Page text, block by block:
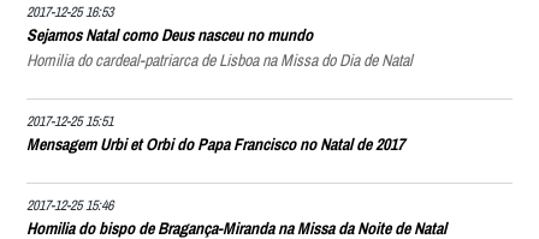
2017-12-25 16:53
Sejamos Natal como Deus nasceu no mundo
Homilia do cardeal-patriarca de Lisboa na Missa do Dia de Natal
2017-12-25 15:51
Mensagem Urbi et Orbi do Papa Francisco no Natal de 2017
2017-12-25 15:46
Homilia do bispo de Bragança-Miranda na Missa da Noite de Natal